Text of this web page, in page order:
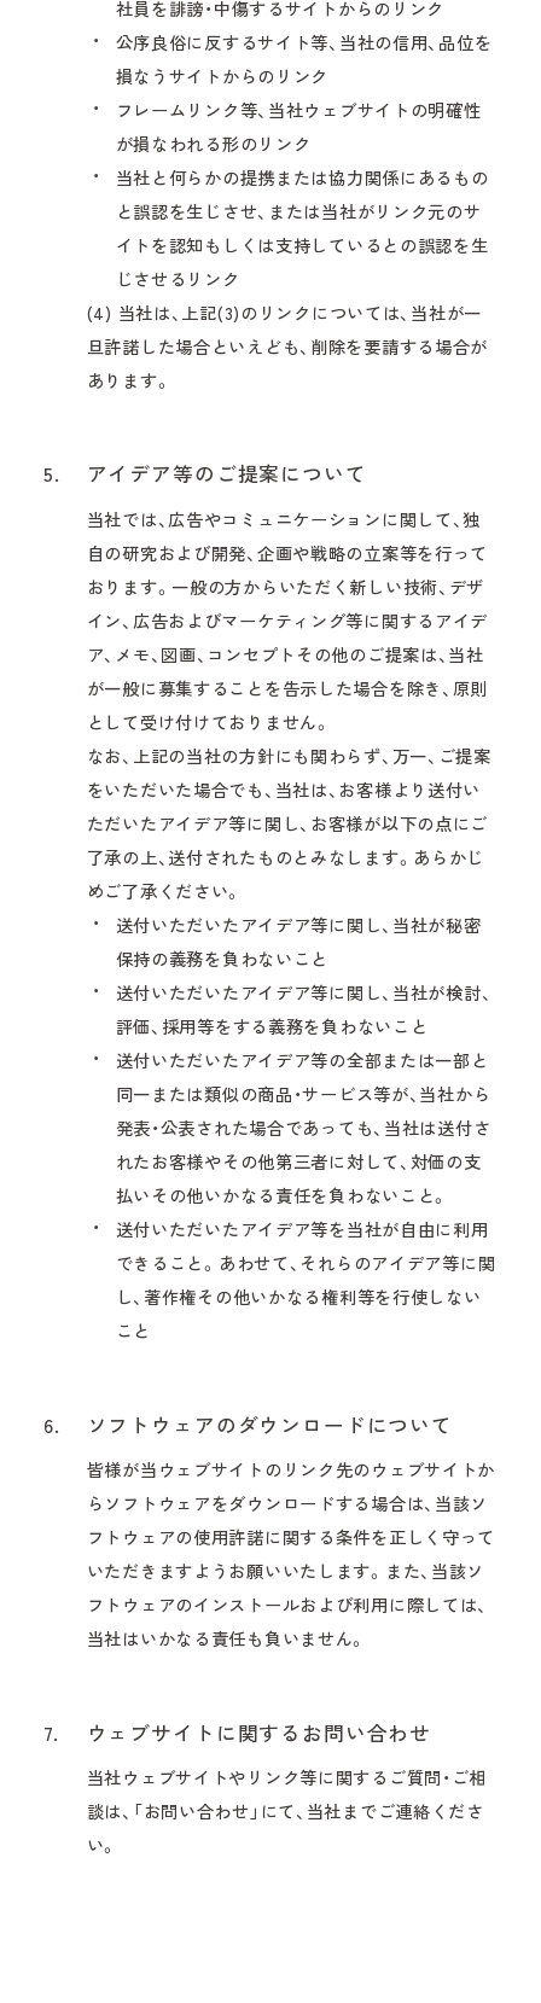
社員を誹謗・中傷するサイトからのリンク
公序良俗に反するサイト等、当社の信用、品位を
損なうサイトからのリンク
フレームリンク等、当社ウェブサイトの明確性
が損なわれる形のリンク
当社と何らかの提携または協力関係にあるもの
と誤認を生じさせ、または当社がリンク元のサ
イトを認知もしくは支持しているとの誤認を生
じさせるリンク
(4) 当社は、上記(3)のリンクについては、当社が一
旦許諾した場合といえども、削除を要請する場合が
あります。
5. アイデア等のご提案について
当社では、広告やコミュニケーションに関して、独
自の研究および開発、企画や戦略の立案等を行って
おります。一般の方からいただく新しい技術、デザ
イン、広告およびマーケティング等に関するアイデ
ア、メモ、図画、コンセプトその他のご提案は、当社
が一般に募集することを告示した場合を除き、原則
として受け付けておりません。
なお、上記の当社の方針にも関わらず、万一、ご提案
をいただいた場合でも、当社は、お客様より送付い
ただいたアイデア等に関し、お客様が以下の点にご
了承の上、送付されたものとみなします。あらかじ
めご了承ください。
送付いただいたアイデア等に関し、当社が秘密
保持の義務を負わないこと
送付いただいたアイデア等に関し、当社が検討、
評価、採用等をする義務を負わないこと
送付いただいたアイデア等の全部または一部と
同一または類似の商品・サービス等が、当社から
発表・公表された場合であっても、当社は送付さ
れたお客様やその他第三者に対して、対価の支
払いその他いかなる責任を負わないこと。
送付いただいたアイデア等を当社が自由に利用
できること。あわせて、それらのアイデア等に関
し、著作権その他いかなる権利等を行使しない
こと
6. ソフトウェアのダウンロードについて
皆様が当ウェブサイトのリンク先のウェブサイトか
らソフトウェアをダウンロードする場合は、当該ソ
フトウェアの使用許諾に関する条件を正しく守って
いただきますようお願いいたします。また、当該ソ
フトウェアのインストールおよび利用に際しては、
当社はいかなる責任も負いません。
7. ウェブサイトに関するお問い合わせ
当社ウェブサイトやリンク等に関するご質問・ご相
談は、「お問い合わせ」にて、当社までご連絡くださ
い。